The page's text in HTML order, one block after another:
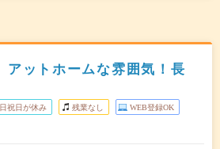
アットホームな雰囲気！長
祝日が休み 残業なし WEB登録OK